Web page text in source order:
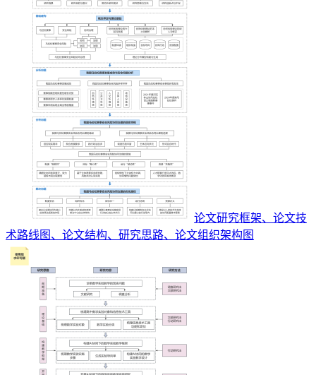
论文研究框架、论文技
术路线图、论文结构、研究思路、论文组织架构图